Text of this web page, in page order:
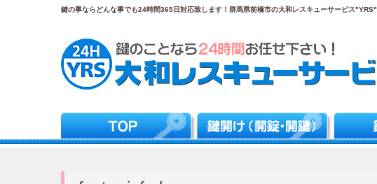
鍵の事ならどんな事でも24時間365日対応致します！群馬県前橋市の大和レスキューサービス"YRS"